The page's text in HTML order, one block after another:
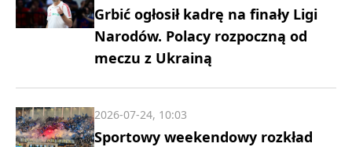
Grbić ogłosił kadrę na finały Ligi
Narodów. Polacy rozpoczną od
meczu z Ukrainą
Sportowy weekendowy rozkład
2026-07-24, 10:03